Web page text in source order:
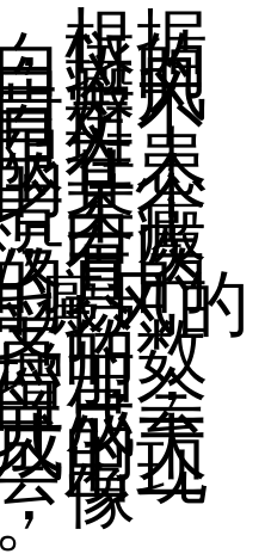
据
斑的
癜风
定不
斑，
在患
某个
某个
白癜
有医
真的
癜风的
控
的数
加，
点会
成一
的大
出现
像一